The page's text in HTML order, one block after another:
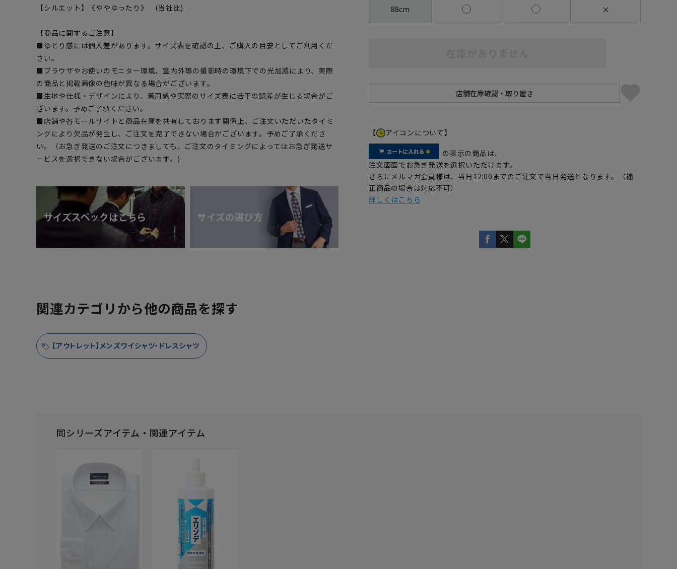
【シルエット】《ややゆったり》 (当社比)
【商品に関するご注意】
■ゆとり感には個人差があります。サイズ表を確認の上、ご購入の目安としてご利用くだ
さい。
■ブラウザやお使いのモニター環境、室内外等の撮影時の環境下での光加減により、実際
の商品と掲載画像の色味が異なる場合がございます。
■生地や仕様・デザインにより、着用感や実際のサイズ表に若干の誤差が生じる場合がご
ざいます。予めご了承ください。
■店舗や各モールサイトと商品在庫を共有しております関係上、ご注文いただいたタイミ
ングにより欠品が発生し、ご注文を完了できない場合がございます。予めご了承くださ
い。（お急ぎ発送のご注文につきましても、ご注文のタイミングによってはお急ぎ発送サ
ービスを選択できない場合がございます。)
88cm ✕
【 アイコンについて】
の表示の商品は、
注文画面でお急ぎ発送を選択いただけます。
さらにメルマガ会員様は、当日12:00までのご注文で当日発送となります。（補
正商品の場合は対応不可）
詳しくはこちら
関連カテゴリから他の商品を探す
【アウトレット】メンズワイシャツ・ドレスシャツ
同シリーズアイテム・関連アイテム